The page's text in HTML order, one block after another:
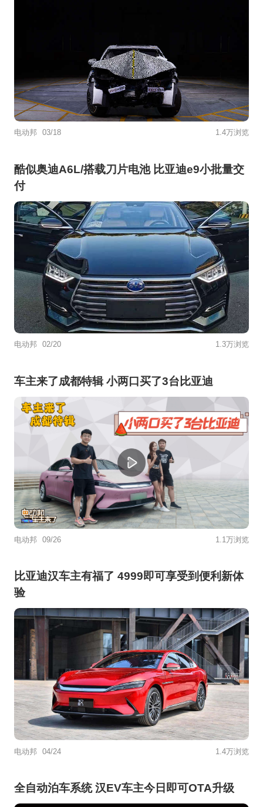
电动邦 03/18 1.4万浏览
酷似奥迪A6L/搭载刀片电池 比亚迪e9小批量交
付
电动邦 02/20 1.3万浏览
车主来了成都特辑 小两口买了3台比亚迪
电动邦 09/26 1.1万浏览
比亚迪汉车主有福了 4999即可享受到便利新体
验
电动邦 04/24 1.4万浏览
全自动泊车系统 汉EV车主今日即可OTA升级